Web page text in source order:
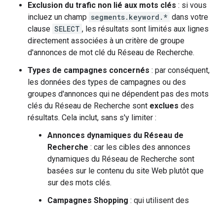
Exclusion du trafic non lié aux mots clés : si vous
incluez un champ segments.keyword.* dans votre
clause SELECT , les résultats sont limités aux lignes
directement associées à un critère de groupe
d'annonces de mot clé du Réseau de Recherche.
Types de campagnes concernés : par conséquent,
les données des types de campagnes ou des
groupes d'annonces qui ne dépendent pas des mots
clés du Réseau de Recherche sont exclues des
résultats. Cela inclut, sans s'y limiter :
Annonces dynamiques du Réseau de
Recherche : car les cibles des annonces
dynamiques du Réseau de Recherche sont
basées sur le contenu du site Web plutôt que
sur des mots clés.
Campagnes Shopping : qui utilisent des